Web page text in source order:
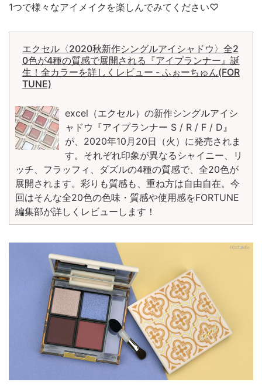
1つで様々なアイメイクを楽しんでみてください♡
エクセル〈2020秋新作シングルアイシャドウ〉全2
0色が4種の質感で展開される『アイプランナー』誕
生！全カラーを詳しくレビュー - ふぉーちゅん(FOR
TUNE)
excel（エクセル）の新作シングルアイシ
ャドウ『アイプランナー S / R / F / D』
が、2020年10月20日（火）に発売されま
す。それぞれ印象が異なるシャイニー、リ
ッチ、フラッフィ、ダズルの4種の質感で、全20色が
展開されます。彩りも質感も、重ね方は自由自在。今
回はそんな全20色の色味・質感や使用感をFORTUNE
編集部が詳しくレビューします！